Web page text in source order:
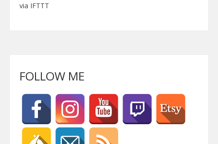
via IFTTT
FOLLOW ME